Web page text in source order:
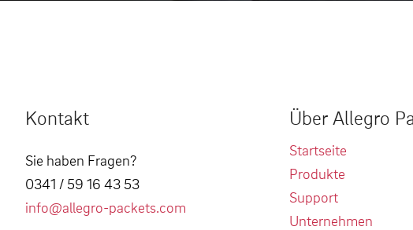
Kontakt
Sie haben Fragen?
0341 / 59 16 43 53
info@allegro-packets.com
Über Allegro
Startseite
Produkte
Support
Unternehmen